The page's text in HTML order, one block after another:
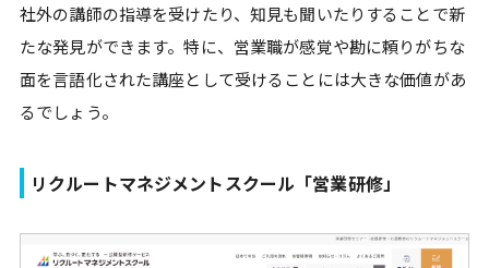
社外の講師の指導を受けたり、知見も聞いたりすることで新
たな発見ができます。特に、営業職が感覚や勘に頼りがちな
面を言語化された講座として受けることには大きな価値があ
るでしょう。
リクルートマネジメントスクール「営業研修」